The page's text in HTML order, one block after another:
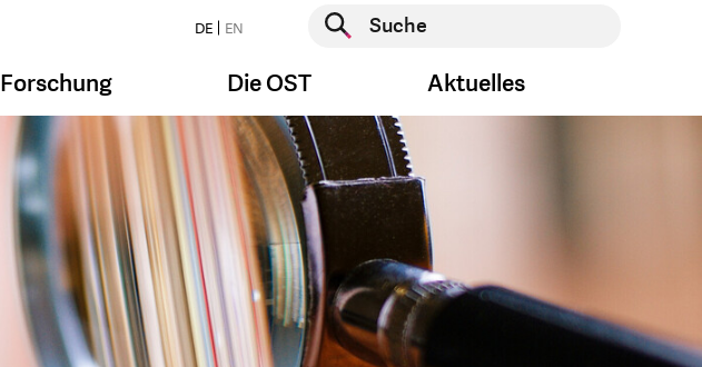
DE EN
Suche starten
Forschung Die OST Aktuelles